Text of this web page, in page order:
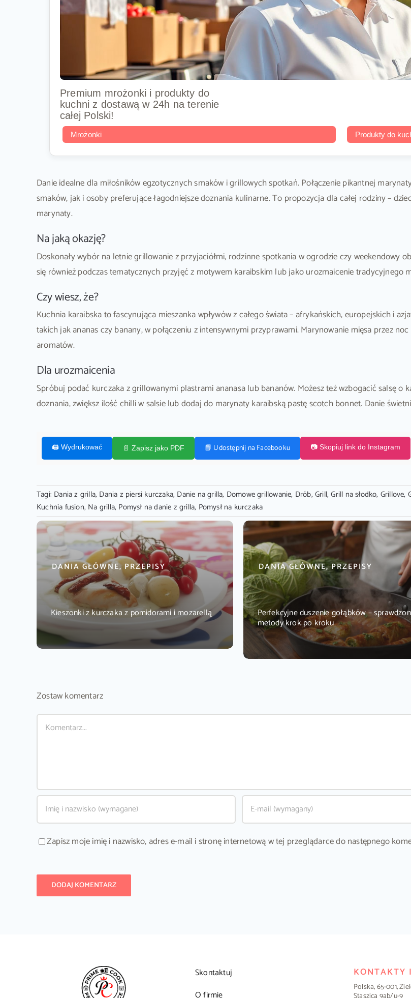
Premium mrożonki i produkty do
kuchni z dostawą w 24h na terenie
całej Polski!
Mrożonki Produkty do
Danie idealne dla miłośników egzotycznych smaków i grillowych spotkań. Połączenie pikantnej
smaków, jak i osoby preferujące łagodniejsze doznania kulinarne. To propozycja dla całej rodziny –
marynaty.
Na jaką okazję?
Doskonały wybór na letnie grillowanie z przyjaciółmi, rodzinne spotkania w ogrodzie czy weekendowy
się również podczas tematycznych przyjęć z motywem karaibskim lub jako urozmaicenie tradycyjnego
Czy wiesz, że?
Kuchnia karaibska to fascynująca mieszanka wpływów z całego świata – afrykańskich, europejskich i
takich jak ananas czy banany, w połączeniu z intensywnymi przyprawami. Marynowanie mięsa przez
aromatów.
Dla urozmaicenia
Spróbuj podać kurczaka z grillowanymi plastrami ananasa lub bananów. Możesz też wzbogacić salsę o
doznania, zwiększ ilość chilli w salsie lub dodaj do marynaty karaibską pastę scotch bonnet. Danie
🖨️ Wydrukować 📄 Zapisz jako PDF 📘 Udostępnij na Facebooku 📷 Skopiuj link do Instagram
Tagi: Dania z grilla, Dania z piersi kurczaka, Danie na grilla, Domowe grillowanie, Drób,Grill,Grill na słodko, Grillove,
Kuchnia fusion, Na grilla, Pomysł na danie z grilla, Pomysł na kurczaka
DANIA GŁÓWNE, PRZEPISY
Kieszonki z kurczaka z pomidorami i mozarellą
DANIA GŁÓWNE, PRZEPISY
Perfekcyjne duszenie gołąbków –
metody krok po kroku
Zostaw komentarz
Comment
Zapisz moje imię i nazwisko, adres e-mail i stronę internetową w tej przeglądarce do następnego
Skontaktuj
O firmie
KONTAKTY
Polska, 65-001,